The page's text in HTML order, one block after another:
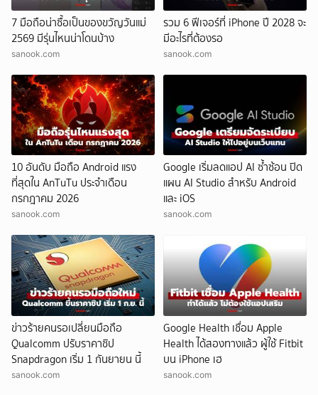
7 มือถือน่าซื้อเป็นของขวัญวันแม่
2569 มีรุ่นไหนน่าโดนบ้าง
sanook.com
รวม 6 ฟีเจอร์ที่ iPhone ปี 2028 จะ
มีอะไรที่ต้องรอ
sanook.com
10 อันดับ มือถือ Android แรง
ที่สุดใน AnTuTu ประจำเดือน
กรกฎาคม 2026
sanook.com
Google เริ่มลดแอป AI ซ้ำซ้อน ปิด
แผน AI Studio สำหรับ Android
และ iOS
sanook.com
ข่าวร้ายคนรอเปลี่ยนมือถือ
Qualcomm ปรับราคาชิป
Snapdragon เริ่ม 1 กันยายน นี้
sanook.com
Google Health เชื่อม Apple
Health ได้สองทางแล้ว ผู้ใช้ Fitbit
บน iPhone เฮ
sanook.com